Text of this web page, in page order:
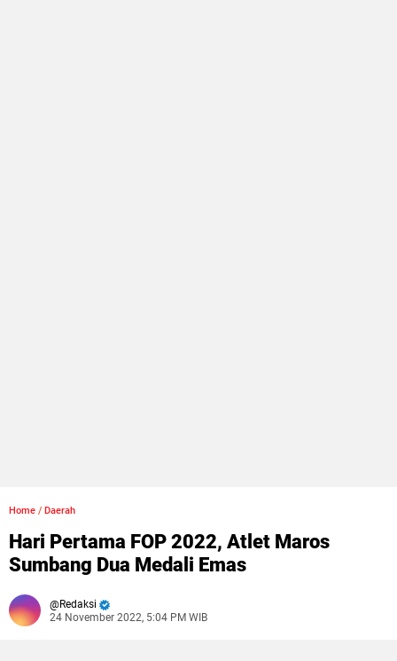
Home / Daerah
Hari Pertama FOP 2022, Atlet Maros
Sumbang Dua Medali Emas
Redaksi
24 November 2022, 5:04 PM WIB